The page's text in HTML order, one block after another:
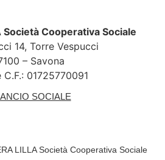
Società Cooperativa Sociale
14, Torre Vespucci
– Savona
C.F.: 01725770091
SOCIALE
LILLA Società Cooperativa Sociale